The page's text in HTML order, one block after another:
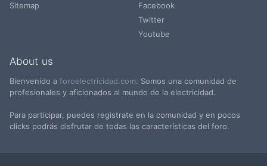
Sitemap
Facebook
Twitter
Youtube
About us
Bienvenido a foroelectricidad.com. Somos una comunidad de
profesionales y aficionados al mundo de la electricidad.
Para participar, puedes registrate en la comunidad y en pocos
clicks podrás disfrutar de todas las características del foro.